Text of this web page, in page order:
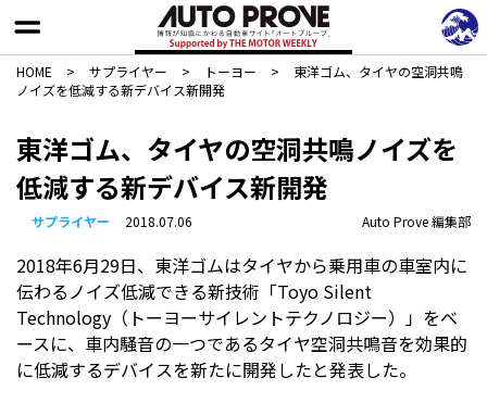
HOME > サプライヤー > トーヨー >
東洋ゴム、タイヤの空洞共鳴
ノイズを低減する新デバイス新開発
東洋ゴム、タイヤの空洞共鳴ノイズを
低減する新デバイス新開発
サプライヤー 2018.07.06 Auto Prove 編集部
2018年6月29日、東洋ゴムはタイヤから乗用車の車室内に
伝わるノイズ低減できる新技術「Toyo Silent
Technology（トーヨーサイレントテクノロジー）」をベ
ースに、車内騒音の一つであるタイヤ空洞共鳴音を効果的
に低減するデバイスを新たに開発したと発表した。